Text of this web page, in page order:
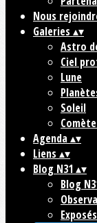
Nous
Galeries ▴▾
Astro
Ciel
Lune
Soleil
Agenda▴▾
Liens ▴▾
Blog N31▴▾
Blog